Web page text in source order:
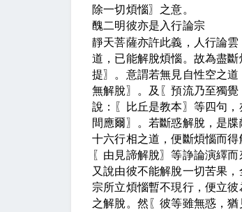
除一切煩惱〗 之意。
醜二明彼亦是入行論宗
靜天菩薩亦許此義，人行論雲
道，已能解脫煩惱。故為盡
提〗 。意謂若無見自性空之
無解脫〗 。及 〖預流乃至獨
說：
〖 比丘是教本〗 等四句，
間應爾〗 。若斷惑解脫，是
十六行相之道，便斷煩惱而
〖 由見諦解脫〗等諍論演繹而
又說由彼不能解脫一切苦果
宗所立煩惱暫不現行，便立
之解脫。然 〖彼等雖無惑，猶